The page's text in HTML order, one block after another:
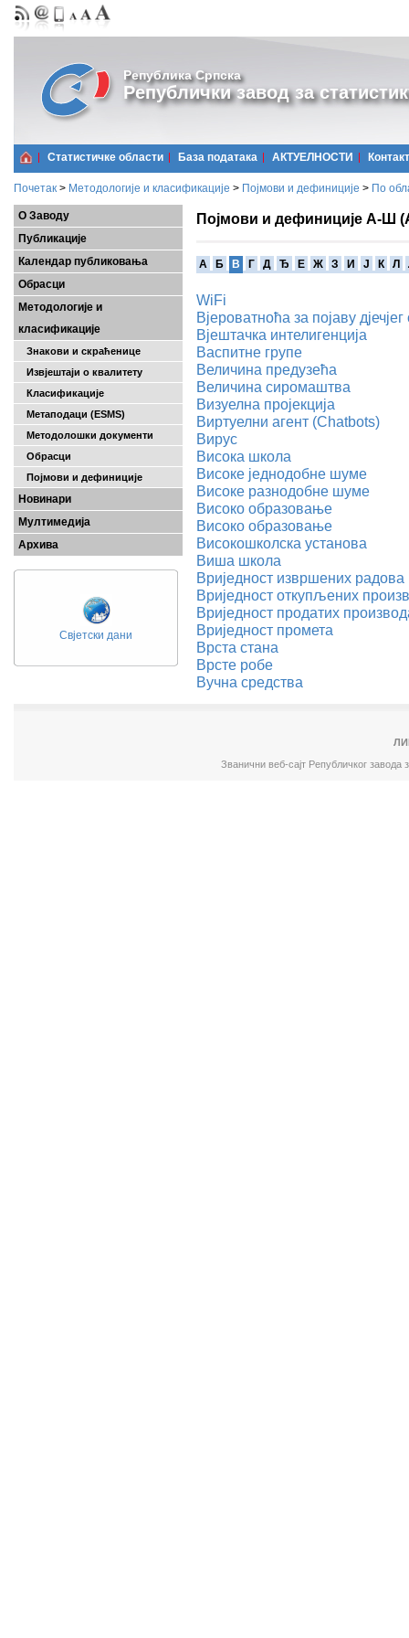
Република Српска
Републички завод за
Статистичке области Базa података АКТУЕЛНОСТИ Контакт
Почетак > Методологије и класификације > Појмови и дефиниције > По
О Заводу
Публикације
Календар публиковања
Обрасци
Методологије и
класификације
Знакови и скраћенице
Извјештаји о квалитету
Класификације
Метаподаци (ESMS)
Методолошки документи
Обрасци
Појмови и дефиниције
Новинари
Мултимедија
Архива
Свјетски дани
Појмови и дефиниције А-Ш
A Б В Г Д Ђ Е Ж З И Ј К Л
WiFi
Вјероватноћа за појаву
Вјештачка интелигенција
Васпитне групе
Величина предузећа
Величина сиромаштва
Визуелна пројекција
Виртуелни агент (Chatbots)
Вирус
Висока школа
Високе једнодобне шуме
Високе разнодобне шуме
Високо образовање
Високо образовање
Високошколска установа
Виша школа
Вриједност извршених радова
Вриједност откупљених
Вриједност продатих
Вриједност промета
Врста стана
Врсте робе
Вучна средства
Званични веб-сајт Републичког